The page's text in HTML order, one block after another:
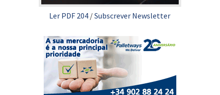
Ler PDF 204 /Subscrever Newsletter